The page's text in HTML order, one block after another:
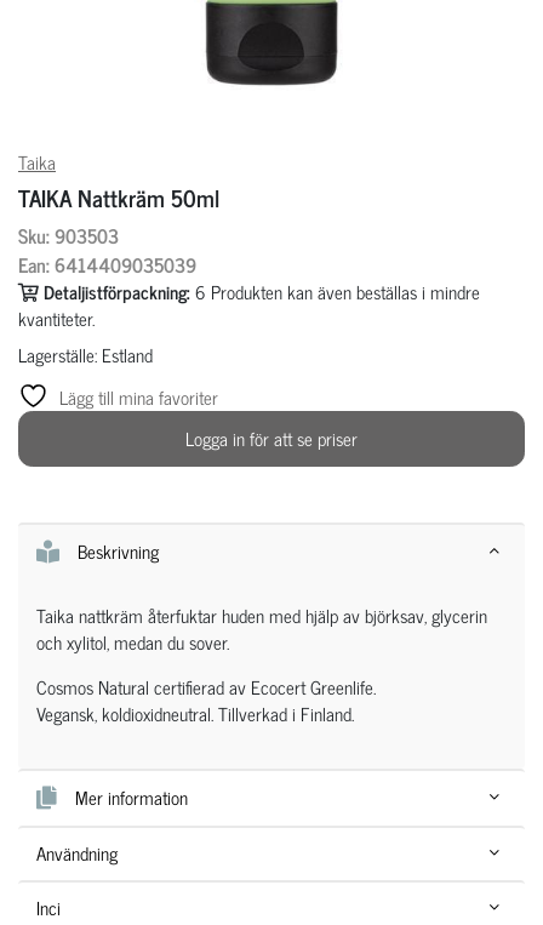
Taika
TAIKA Nattkräm 50ml
Sku: 903503
Ean: 6414409035039
Detaljistförpackning:6 Produkten kan även beställas i mindre
kvantiteter.
Lagerställe: Estland
Lägg till mina favoriter
Logga in för att se priser
Beskrivning
Taika nattkräm återfuktar huden med hjälp av björksav, glycerin
och xylitol, medan du sover.
Cosmos Natural certifierad av Ecocert Greenlife.
Vegansk, koldioxidneutral. Tillverkad i Finland.
Mer information
Användning
Inci